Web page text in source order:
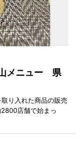
メニュー 県
り入れた商品の販売
店舗で始まっ